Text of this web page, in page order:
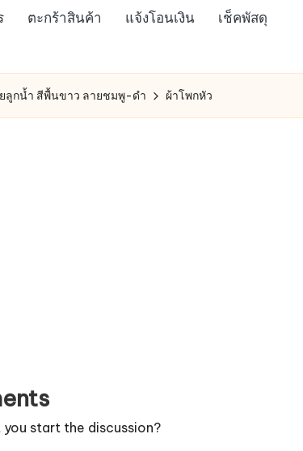
ตะกร้าสินค้า แจ้งโอนเงิน เช็คพัสดุ
ลูกน้ำ สีพื้นขาว ลายชมพู-ดำ ผ้าโพกหัว
you start the discussion?